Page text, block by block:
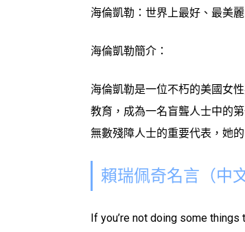
海倫凱勒：世界上最好、最美
海倫凱勒簡介：
海倫凱勒是一位不朽的美國女
教育，成為一名盲聾人士中的
無數殘障人士的重要代表，她
賴瑞佩奇名言（中
If you’re not doing some things